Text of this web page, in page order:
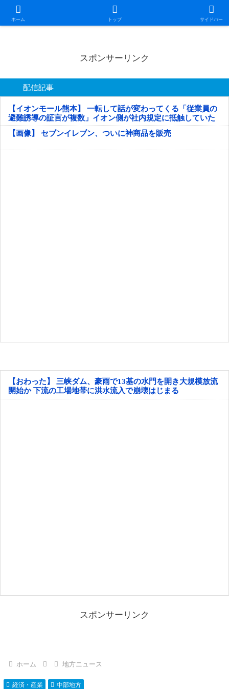
ホーム トップ サイドバー
日本第一！ニュース録
スポンサーリンク
配信記事
【イオンモール熊本】 一転して話が変わってくる「従業員の
避難誘導の証言が複数」イオン側が社内規定に抵触していた
疑い
【画像】 セブンイレブン、ついに神商品を販売
【おわった】 三峡ダム、豪雨で13基の水門を開き大規模放流
開始か 下流の工場地帯に洪水流入で崩壊はじまる
スポンサーリンク
ホーム 地方ニュース
経済・産業 中部地方